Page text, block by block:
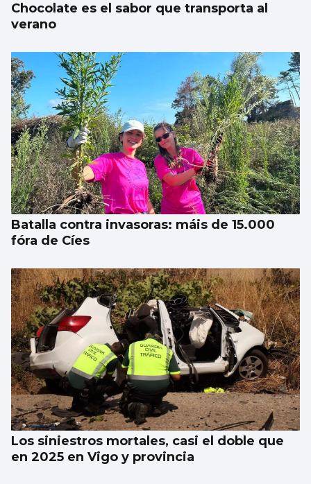
Chocolate es el sabor que transporta al
verano
Batalla contra invasoras: máis de 15.000
fóra de Cíes
Los siniestros mortales, casi el doble que
en 2025 en Vigo y provincia